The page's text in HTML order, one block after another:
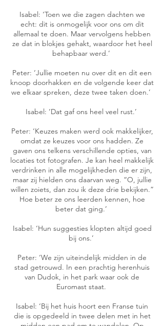
Isabel: ‘Toen we die zagen dachten we
echt: dit is onmogelijk voor ons om dit
allemaal te doen. Maar vervolgens hebben
ze dat in blokjes gehakt, waardoor het heel
behapbaar werd.’
Peter: ‘Jullie moeten nu over dit en dit een
knoop doorhakken en de volgende keer dat
we elkaar spreken, deze twee taken doen.’
Isabel: ‘Dat gaf ons heel veel rust.’
Peter: ‘Keuzes maken werd ook makkelijker,
omdat ze keuzes voor ons hadden. Ze
gaven ons telkens verschillende opties, van
locaties tot fotografen. Je kan heel makkelijk
verdrinken in alle mogelijkheden die er zijn,
maar zij hielden ons daarvan weg. “O, jullie
willen zoiets, dan zou ik deze drie bekijken.”
Hoe beter ze ons leerden kennen, hoe
beter dat ging.’
Isabel: ‘Hun suggesties klopten altijd goed
bij ons.’
Peter: ‘We zijn uiteindelijk midden in de
stad getrouwd. In een prachtig herenhuis
van Dudok, in het park waar ook de
Euromast staat.
Isabel: ‘Bij het huis hoort een Franse tuin
die is opgedeeld in twee delen met in het